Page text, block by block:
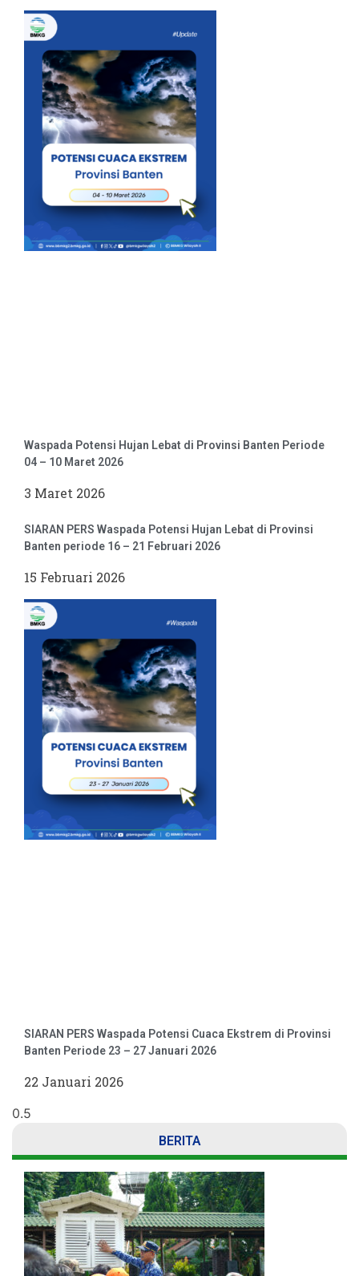
Waspada Potensi Hujan Lebat di Provinsi Banten Periode
04 – 10 Maret 2026
3 Maret 2026
SIARAN PERS Waspada Potensi Hujan Lebat di Provinsi
Banten periode 16 – 21 Februari 2026
15 Februari 2026
SIARAN PERS Waspada Potensi Cuaca Ekstrem di Provinsi
Banten Periode 23 – 27 Januari 2026
22 Januari 2026
BERITA